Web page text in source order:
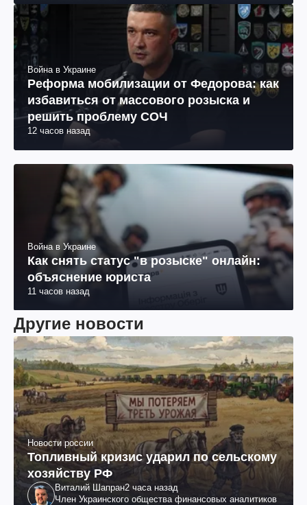
Война в Украине
Реформа мобилизации от Федорова: как
избавиться от массового розыска и
решить проблему СОЧ
12 часов назад
Война в Украине
Как снять статус "в розыске" онлайн:
объяснение юриста
11 часов назад
Другие новости
Новости россии
Топливный кризис ударил по сельскому
хозяйству РФ
Виталий Шапран2 часа назад
Член Украинского общества финансовых аналитиков